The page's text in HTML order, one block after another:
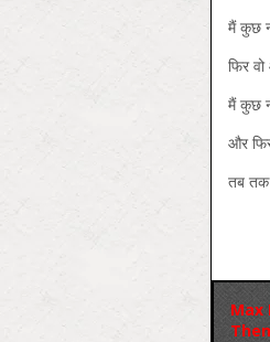
मैं कुछ
फिर
मैं कुछ
और
तब तक
Max